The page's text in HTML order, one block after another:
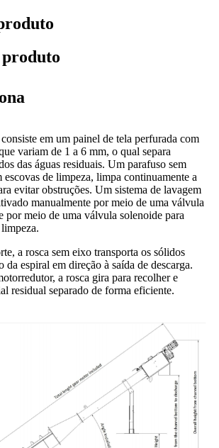
em um painel de tela perfurada com
variam de 1 a 6 mm, o qual separa
das águas residuais. Um parafuso sem
de limpeza, limpa continuamente a
evitar obstruções. Um sistema de lavagem
manualmente por meio de uma válvula
por meio de uma válvula solenoide para
a rosca sem eixo transporta os sólidos
da espiral em direção à saída de descarga.
a rosca gira para recolher e
residual separado de forma eficiente.